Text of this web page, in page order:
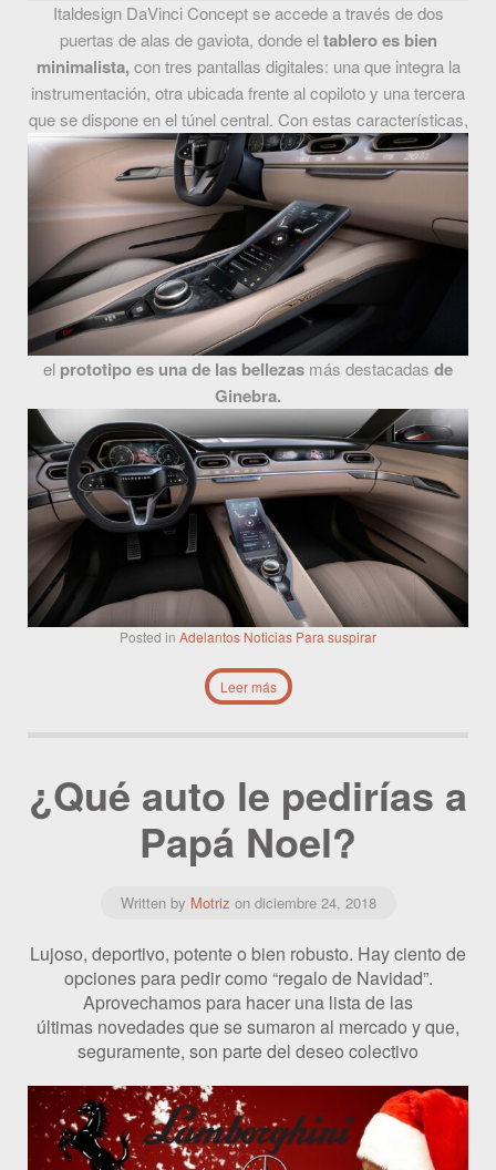
Italdesign DaVinci Concept se accede a través de dos
puertas de alas de gaviota, donde eltablero es bien
minimalista, con tres pantallas digitales: una que integra la
instrumentación, otra ubicada frente al copiloto y una tercera
que se dispone en el túnel central. Con estas características,
el prototipo es una de las bellezas más destacadas de
Ginebra.
Posted in Adelantos Noticias Para suspirar
Leer más
¿Qué auto le pedirías a
Papá Noel?
Written by Motriz on diciembre 24, 2018
Lujoso, deportivo, potente o bien robusto. Hay ciento de
opciones para pedir como “regalo de Navidad”.
Aprovechamos para hacer una lista de las
últimas novedades que se sumaron al mercado y que,
seguramente, son parte del deseo colectivo